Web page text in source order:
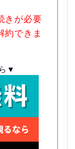
きが必要
約できま
▼